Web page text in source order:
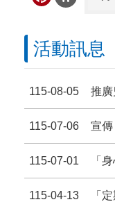
活動訊息
115-08-05 推廣
115-07-06 宣傳「
115-07-01 「身
115-04-13 「定